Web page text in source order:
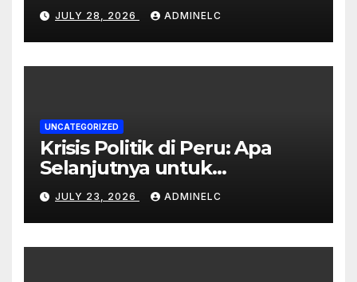
JULY 28, 2026 ADMINELC
UNCATEGORIZED
Krisis Politik di Peru: Apa
Selanjutnya untuk
Rakyatnya?
JULY 23, 2026 ADMINELC